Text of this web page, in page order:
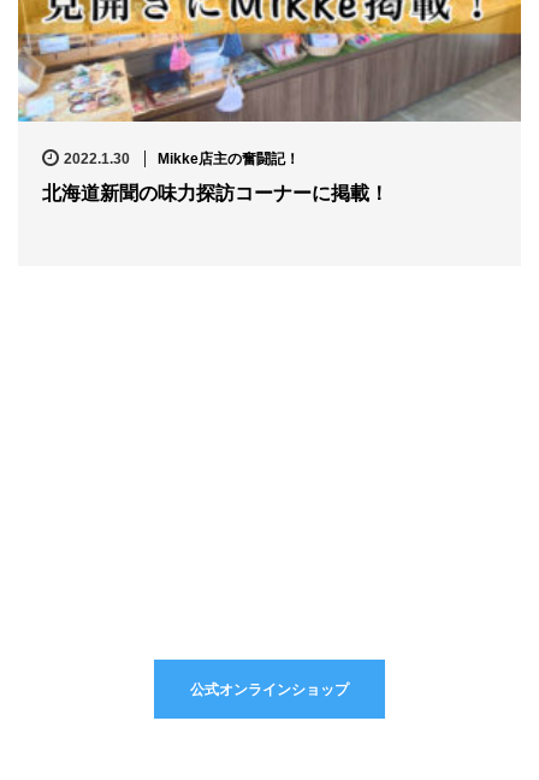
2022.1.30 Mikke店主の奮闘記！
北海道新聞の味力探訪コーナーに掲載！
公式オンラインショップ